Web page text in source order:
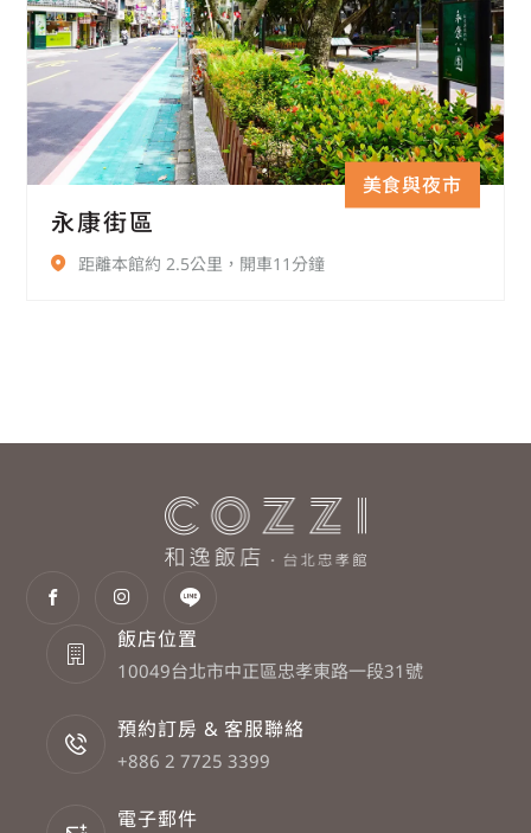
美食與夜市
永康街區
距離本館約 2.5公里，開車11分鐘
飯店位置
10049台北市中正區忠孝東路一段31號
預約訂房 & 客服聯絡
+886 2 7725 3399
電子郵件